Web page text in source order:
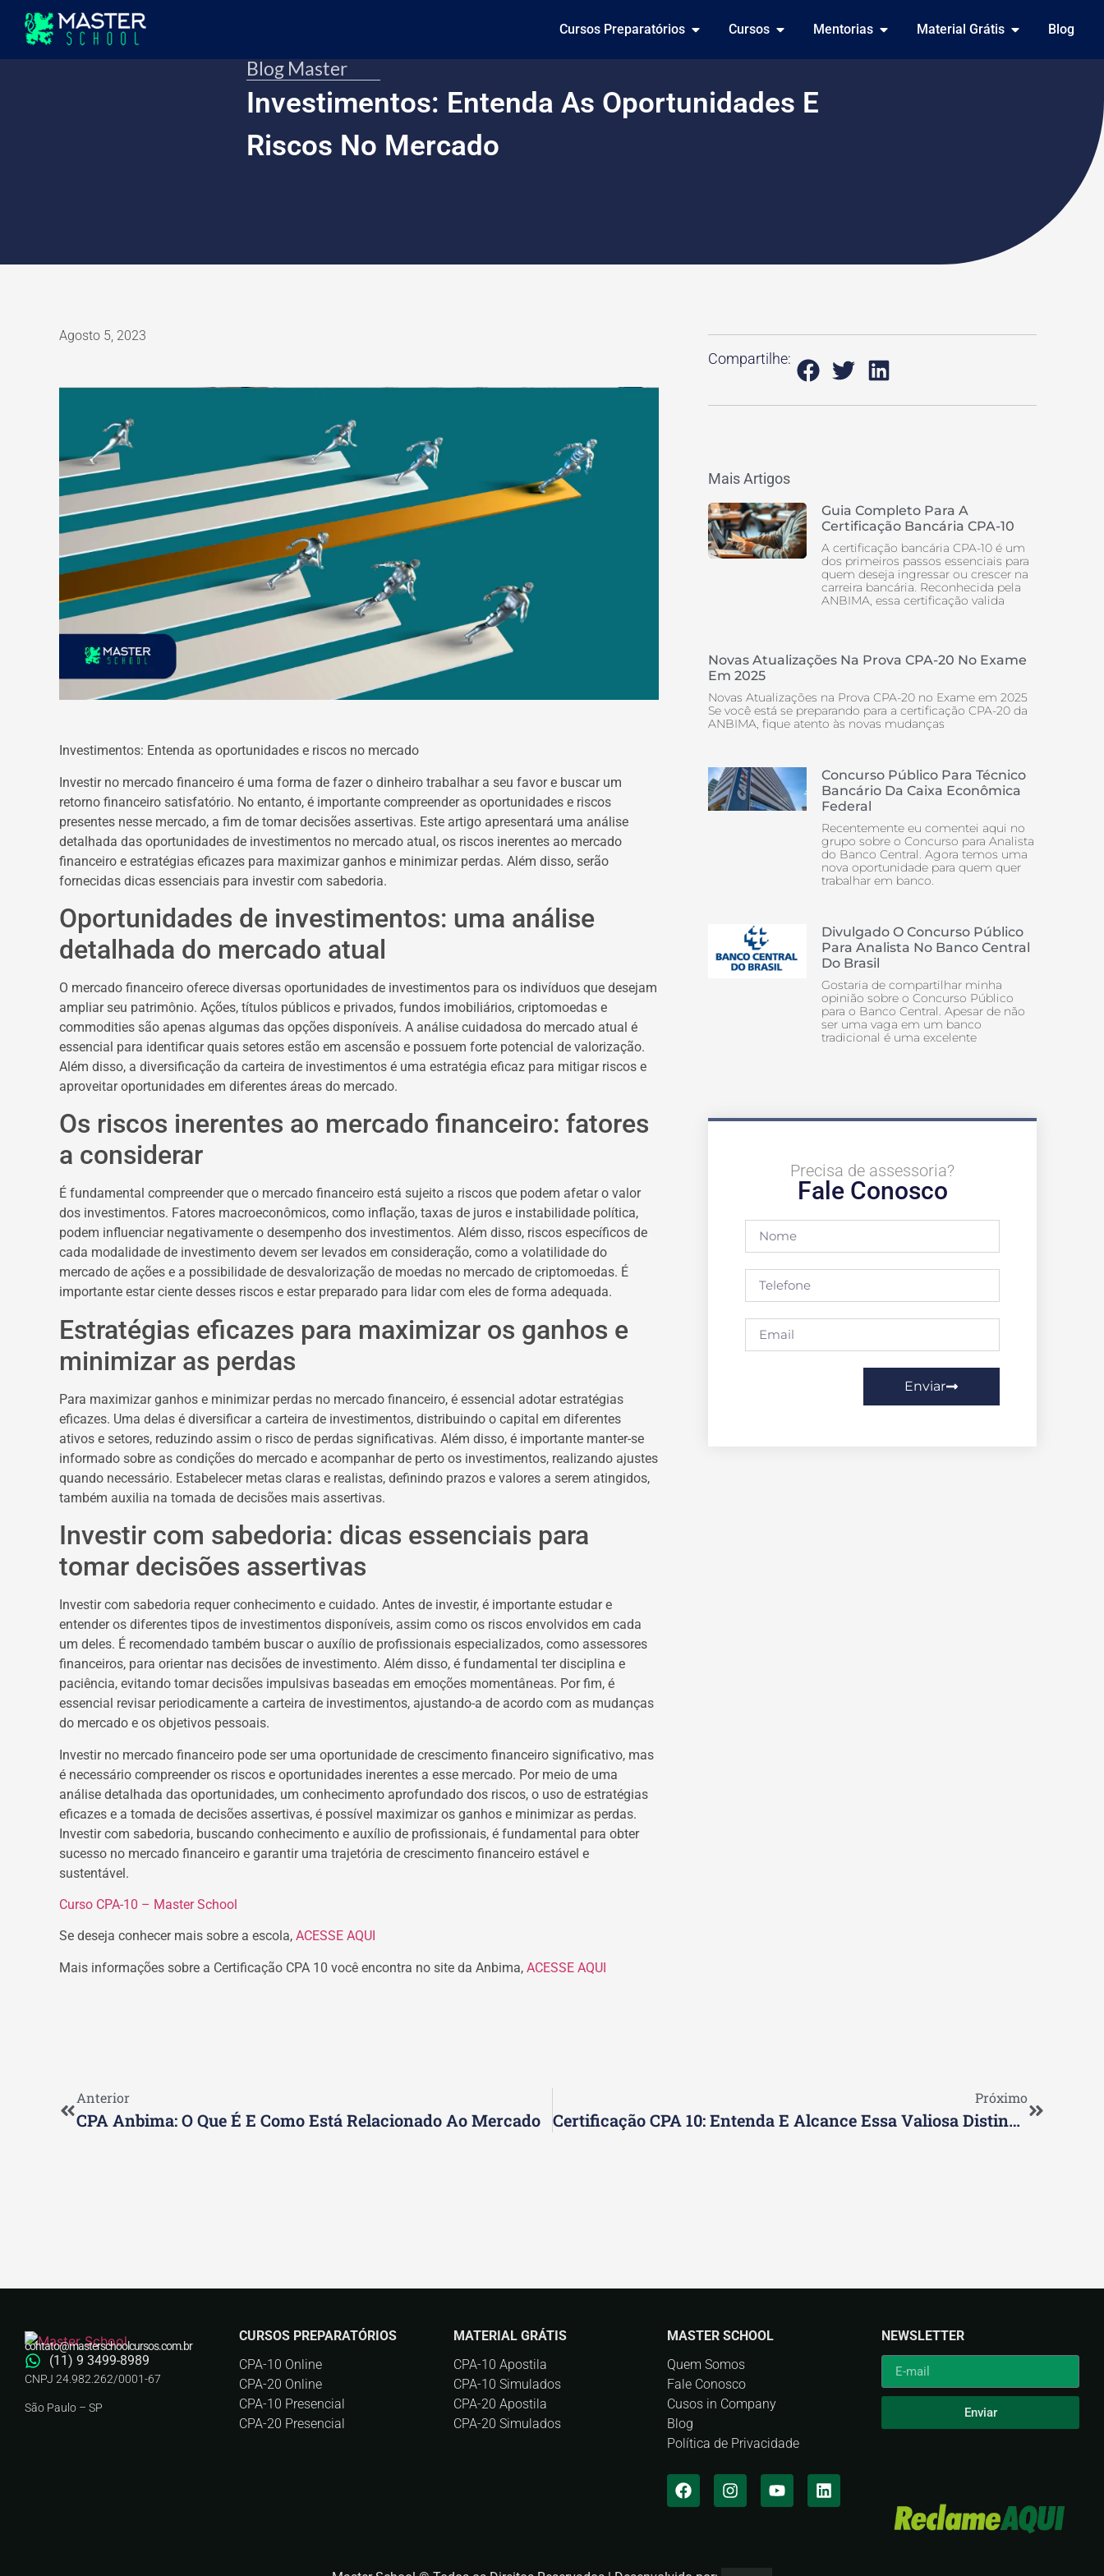
Cursos Preparatórios Cursos Mentorias Material Grátis Blog
Blog Master
Investimentos: Entenda As Oportunidades E
Riscos No Mercado
Agosto 5, 2023
Investimentos: Entenda as oportunidades e riscos no mercado
Investir no mercado financeiro é uma forma de fazer o dinheiro trabalhar a seu favor e buscar um
retorno financeiro satisfatório. No entanto, é importante compreender as oportunidades e riscos
presentes nesse mercado, a fim de tomar decisões assertivas. Este artigo apresentará uma análise
detalhada das oportunidades de investimentos no mercado atual, os riscos inerentes ao mercado
financeiro e estratégias eficazes para maximizar ganhos e minimizar perdas. Além disso, serão
fornecidas dicas essenciais para investir com sabedoria.
Oportunidades de investimentos: uma análise
detalhada do mercado atual
O mercado financeiro oferece diversas oportunidades de investimentos para os indivíduos que desejam
ampliar seu patrimônio. Ações, títulos públicos e privados, fundos imobiliários, criptomoedas e
commodities são apenas algumas das opções disponíveis. A análise cuidadosa do mercado atual é
essencial para identificar quais setores estão em ascensão e possuem forte potencial de valorização.
Além disso, a diversificação da carteira de investimentos é uma estratégia eficaz para mitigar riscos e
aproveitar oportunidades em diferentes áreas do mercado.
Os riscos inerentes ao mercado financeiro: fatores
a considerar
É fundamental compreender que o mercado financeiro está sujeito a riscos que podem afetar o valor
dos investimentos. Fatores macroeconômicos, como inflação, taxas de juros e instabilidade política,
podem influenciar negativamente o desempenho dos investimentos. Além disso, riscos específicos de
cada modalidade de investimento devem ser levados em consideração, como a volatilidade do
mercado de ações e a possibilidade de desvalorização de moedas no mercado de criptomoedas. É
importante estar ciente desses riscos e estar preparado para lidar com eles de forma adequada.
Estratégias eficazes para maximizar os ganhos e
minimizar as perdas
Para maximizar ganhos e minimizar perdas no mercado financeiro, é essencial adotar estratégias
eficazes. Uma delas é diversificar a carteira de investimentos, distribuindo o capital em diferentes
ativos e setores, reduzindo assim o risco de perdas significativas. Além disso, é importante manter-se
informado sobre as condições do mercado e acompanhar de perto os investimentos, realizando ajustes
quando necessário. Estabelecer metas claras e realistas, definindo prazos e valores a serem atingidos,
também auxilia na tomada de decisões mais assertivas.
Investir com sabedoria: dicas essenciais para
tomar decisões assertivas
Investir com sabedoria requer conhecimento e cuidado. Antes de investir, é importante estudar e
entender os diferentes tipos de investimentos disponíveis, assim como os riscos envolvidos em cada
um deles. É recomendado também buscar o auxílio de profissionais especializados, como assessores
financeiros, para orientar nas decisões de investimento. Além disso, é fundamental ter disciplina e
paciência, evitando tomar decisões impulsivas baseadas em emoções momentâneas. Por fim, é
essencial revisar periodicamente a carteira de investimentos, ajustando-a de acordo com as mudanças
do mercado e os objetivos pessoais.
Investir no mercado financeiro pode ser uma oportunidade de crescimento financeiro significativo, mas
é necessário compreender os riscos e oportunidades inerentes a esse mercado. Por meio de uma
análise detalhada das oportunidades, um conhecimento aprofundado dos riscos, o uso de estratégias
eficazes e a tomada de decisões assertivas, é possível maximizar os ganhos e minimizar as perdas.
Investir com sabedoria, buscando conhecimento e auxílio de profissionais, é fundamental para obter
sucesso no mercado financeiro e garantir uma trajetória de crescimento financeiro estável e
sustentável.
Curso CPA-10 – Master School
Se deseja conhecer mais sobre a escola, ACESSE AQUI
Mais informações sobre a Certificação CPA 10 você encontra no site da Anbima, ACESSE AQUI
Compartilhe:
Mais Artigos
Guia Completo Para A
Certificação Bancária CPA-10
A certificação bancária CPA-10 é um
dos primeiros passos essenciais para
quem deseja ingressar ou crescer na
carreira bancária. Reconhecida pela
ANBIMA, essa certificação valida
Novas Atualizações Na Prova CPA-20 No Exame
Em 2025
Novas Atualizações na Prova CPA-20 no Exame em 2025
Se você está se preparando para a certificação CPA-20 da
ANBIMA, fique atento às novas mudanças
Concurso Público Para Técnico
Bancário Da Caixa Econômica
Federal
Recentemente eu comentei aqui no
grupo sobre o Concurso para Analista
do Banco Central. Agora temos uma
nova oportunidade para quem quer
trabalhar em banco.
Divulgado O Concurso Público
Para Analista No Banco Central
Do Brasil
Gostaria de compartilhar minha
opinião sobre o Concurso Público
para o Banco Central. Apesar de não
ser uma vaga em um banco
tradicional é uma excelente
Precisa de assessoria?
Fale Conosco
Enviar
Anterior
CPA Anbima: O Que É E Como Está Relacionado Ao Mercado
Próximo
Certificação CPA 10: Entenda E Alcance Essa Valiosa Distinção
(11) 9 3499-8989
contato@masterschoolcursos.com.br
CNPJ 24.982.262/0001-67
São Paulo – SP
CURSOS PREPARATÓRIOS
CPA-10 Online
CPA-20 Online
CPA-10 Presencial
CPA-20 Presencial
MATERIAL GRÁTIS
CPA-10 Apostila
CPA-10 Simulados
CPA-20 Apostila
CPA-20 Simulados
MASTER SCHOOL
Quem Somos
Fale Conosco
Cusos in Company
Blog
Política de Privacidade
NEWSLETTER
Enviar